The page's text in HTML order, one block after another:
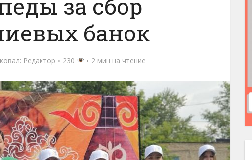
за сбор
банок
Редактор 230 2 мин на чтение